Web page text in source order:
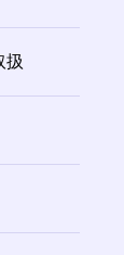
扱